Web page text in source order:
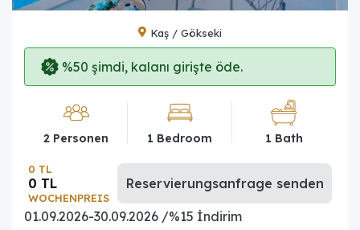
Kaş / Gökseki
%50 şimdi, kalanı girişte öde.
2 Personen 1 Bedroom 1 Bath
WOCHENPREIS
0 TL
0 TL
Reservierungsanfrage senden
01.09.2026-30.09.2026 /%15 İndirim